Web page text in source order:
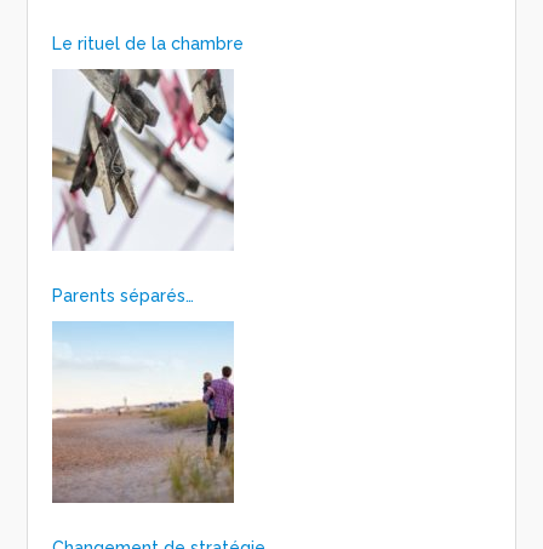
Le rituel de la chambre
Parents séparés…